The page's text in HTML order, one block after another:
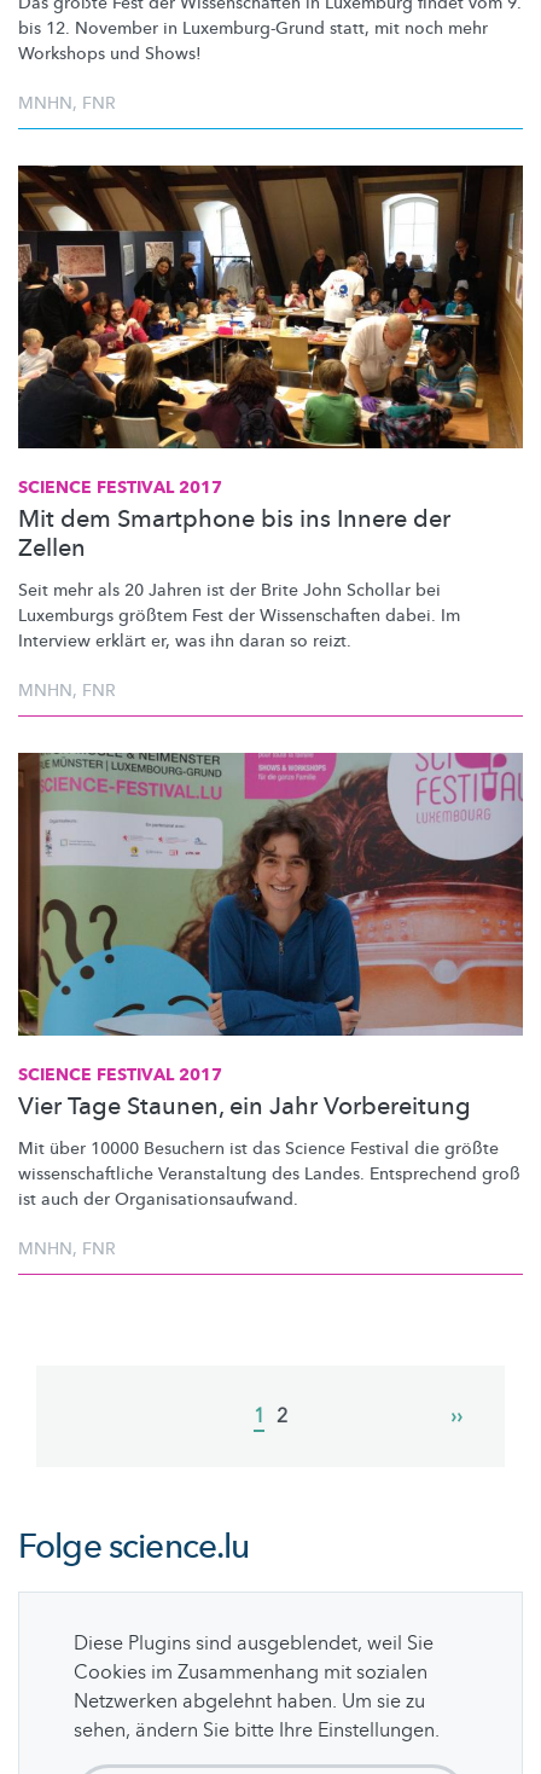
bis 12. November in Luxemburg-Grund statt, mit noch mehr
Workshops und Shows!
MNHN, FNR
SCIENCE FESTIVAL 2017
Mit dem Smartphone bis ins Innere der
Zellen
Seit mehr als 20 Jahren ist der Brite John Schollar bei
Luxemburgs größtem Fest der Wissenschaften dabei. Im
Interview erklärt er, was ihn daran so reizt.
MNHN, FNR
SCIENCE FESTIVAL 2017
Vier Tage Staunen, ein Jahr Vorbereitung
Mit über 10000 Besuchern ist das Science Festival die größte
wissenschaftliche Veranstaltung des Landes. Entsprechend groß
ist auch der Organisationsaufwand.
MNHN, FNR
Current
1 Page
2
Next
››
Folgescience.lu
Diese Plugins sind ausgeblendet, weil Sie
Cookies im Zusammenhang mit sozialen
Netzwerken abgelehnt haben. Um sie zu
sehen, ändern Sie bitte Ihre Einstellungen.